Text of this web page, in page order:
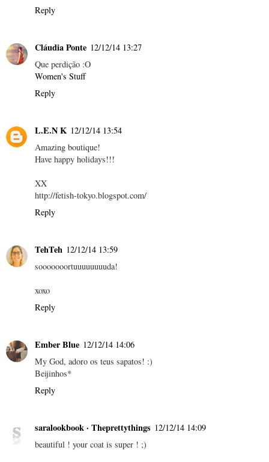
Reply
Cláudia Ponte 12/12/14 13:27
Que perdição :O
Women's Stuff
Reply
L.E.N K 12/12/14 13:54
Amazing boutique!
Have happy holidays!!!
XX
http://fetish-tokyo.blogspot.com/
Reply
TehTeh 12/12/14 13:59
sooooooortuuuuuuuuda!
xoxo
Reply
Ember Blue 12/12/14 14:06
My God, adoro os teus sapatos! :)
Beijinhos*
Reply
saralookbook · Theprettythings 12/12/14 14:09
beautiful ! your coat is super ! ;)